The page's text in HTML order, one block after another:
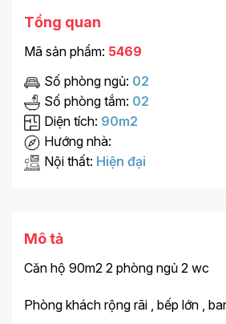
Tổng quan
Mã sản phẩm: 5469
Số phòng ngủ: 02
Số phòng tắm: 02
Diện tích: 90m2
Hướng nhà:
Nội thất: Hiện đại
Mô tả
Căn hộ 90m2 2 phòng ngủ 2 wc
Phòng khách rộng rãi , bếp lớn ,